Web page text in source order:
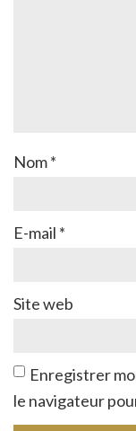
Nom*
E-mail *
Site web
Enregistrer
le navigateur